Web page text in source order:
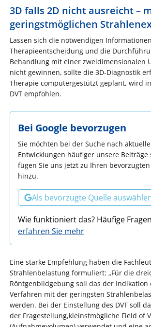
3D falls 2D nicht ausreicht –
geringstmöglichen
Lassen sich die notwendigen
Therapieentscheidung und die
Behandlung mit einer zweidimensionalen
nicht gewinnen, sollte die 3D-Diagnostik
Therapie computergestützt geplant, wird
DVT empfohlen.
Bei Google bevorzugen
Sie möchten bei der Suche nach
Entwicklungen häufiger unsere Beiträge
fügen Sie uns jetzt zu Ihren
hinzu.
Als bevorzugte Quelle
Wie funktioniert das? Häufige
erfahren Sie mehr
Eine starke Empfehlung haben die
Strahlenbelastung formuliert: „Für die
Röntgenbildgebung soll das der Indikation
Verfahren mit der geringsten
werden. Bei der Einstellung des DVT soll
der Fragestellung,kleinstmögliche Field of